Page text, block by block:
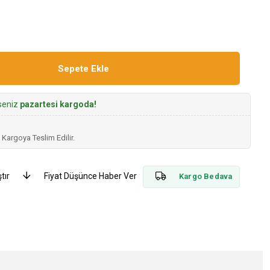
pazartesi kargoda!
Teslim Edilir.
Fiyat Düşünce Haber Ver Kargo Bedava